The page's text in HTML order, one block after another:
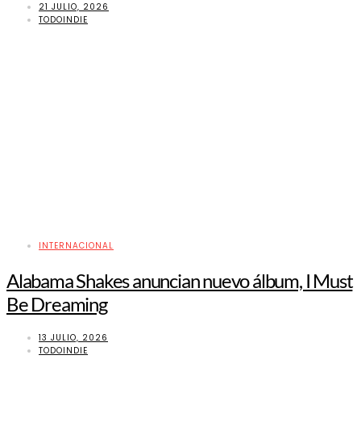
21 JULIO, 2026
TODOINDIE
INTERNACIONAL
Alabama Shakes anuncian nuevo álbum, I Must
Be Dreaming
13 JULIO, 2026
TODOINDIE